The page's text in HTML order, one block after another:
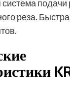
подачи
реза.